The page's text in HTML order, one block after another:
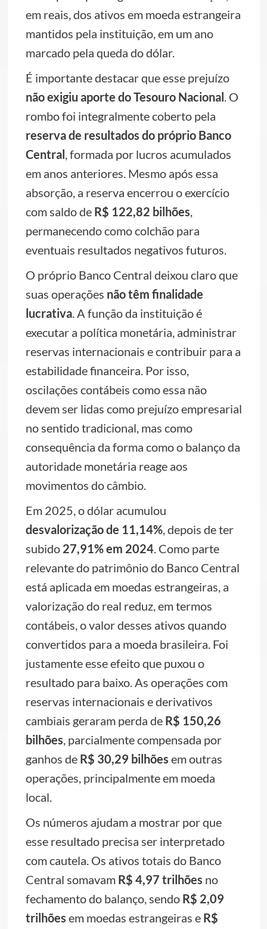
em reais, dos ativos em moeda estrangeira
mantidos pela instituição, em um ano
marcado pela queda do dólar.
É importante destacar que esse prejuízo
não exigiu aporte do Tesouro Nacional. O
rombo foi integralmente coberto pela
reserva de resultados do próprio Banco
Central, formada por lucros acumulados
em anos anteriores. Mesmo após essa
absorção, a reserva encerrou o exercício
com saldo de R$ 122,82 bilhões,
permanecendo como colchão para
eventuais resultados negativos futuros.
O próprio Banco Central deixou claro que
suas operações não têm finalidade
lucrativa. A função da instituição é
executar a política monetária, administrar
reservas internacionais e contribuir para a
estabilidade financeira. Por isso,
oscilações contábeis como essa não
devem ser lidas como prejuízo empresarial
no sentido tradicional, mas como
consequência da forma como o balanço da
autoridade monetária reage aos
movimentos do câmbio.
Em 2025, o dólar acumulou
desvalorização de 11,14%, depois de ter
subido 27,91% em 2024. Como parte
relevante do patrimônio do Banco Central
está aplicada em moedas estrangeiras, a
valorização do real reduz, em termos
contábeis, o valor desses ativos quando
convertidos para a moeda brasileira. Foi
justamente esse efeito que puxou o
resultado para baixo. As operações com
reservas internacionais e derivativos
cambiais geraram perda de R$ 150,26
bilhões, parcialmente compensada por
ganhos de R$ 30,29 bilhões em outras
operações, principalmente em moeda
local.
Os números ajudam a mostrar por que
esse resultado precisa ser interpretado
com cautela. Os ativos totais do Banco
Central somavam R$ 4,97 trilhões no
fechamento do balanço, sendo R$ 2,09
trilhões em moedas estrangeiras e R$